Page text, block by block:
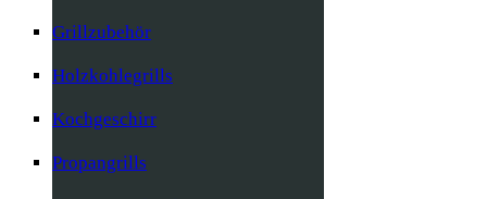
Grillzubehör
Holzkohlegrills
Kochgeschirr
Propangrills